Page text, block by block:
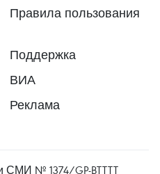
Правила пользования
Поддержка
ВИА
Реклама
СМИ № 1374/GP-BTTTT